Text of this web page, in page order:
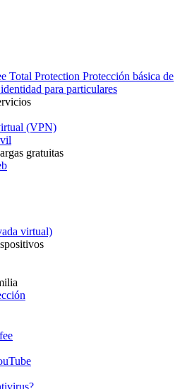
Total Protection Protección básica de
para particulares
(VPN)
gratuitas
virtual)